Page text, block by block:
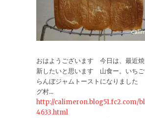
おはようございます 今日は、最近
新したいと思います 山食ー。いちご
らんぼジャムトーストになりまし
グ村...
http://calimeron.blog51.fc2.com/
4633.html